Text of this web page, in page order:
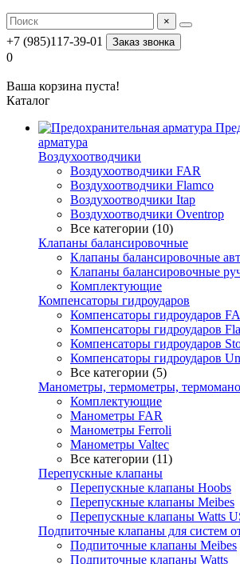
×
+7 (985)117-39-01 Заказ звонка
0
Ваша корзина пуста!
Каталог
арматура
Воздухоотводчики
Воздухоотводчики FAR
Воздухоотводчики Flamco
Воздухоотводчики Itap
Воздухоотводчики Oventrop
Все категории (10)
Клапаны балансировочные
Клапаны балансировочные
Клапаны балансировочные
Комплектующие
Компенсаторы гидроударов
Компенсаторы гидроударов
Компенсаторы гидроударов
Компенсаторы гидроударов
Компенсаторы гидроударов
Все категории (5)
Манометры, термометры,
Комплектующие
Манометры FAR
Манометры Ferroli
Манометры Valtec
Все категории (11)
Перепускные клапаны
Перепускные клапаны Hoobs
Перепускные клапаны Meibes
Перепускные клапаны Watts
Подпиточные клапаны для систем
Подпиточные клапаны Meibes
Подпиточные клапаны Watts